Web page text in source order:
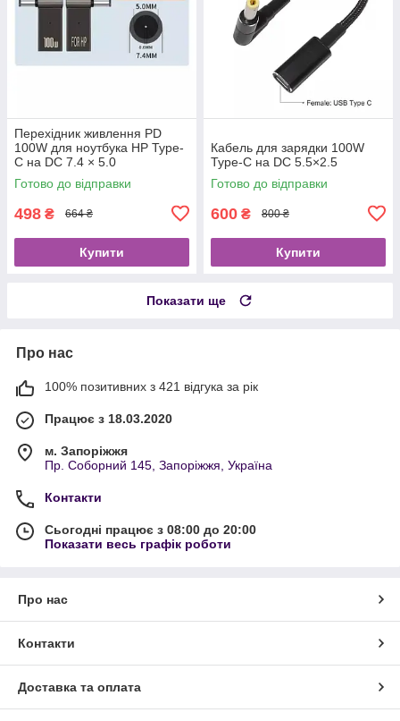
Перехідник живлення PD
100W для ноутбука HP Type-
C на DC 7.4 × 5.0
Готово до відправки
498 ₴ 664 ₴
Купити
Кабель для зарядки 100W
Type-C на DC 5.5×2.5
Готово до відправки
600 ₴ 800 ₴
Купити
Показати ще
Про нас
100% позитивних з 421 відгука за рік
Працює з 18.03.2020
м. Запоріжжя
Пр. Соборний 145, Запоріжжя, Україна
Контакти
Сьогодні працює з 08:00 до 20:00
Показати весь графік роботи
Про нас
Контакти
Доставка та оплата